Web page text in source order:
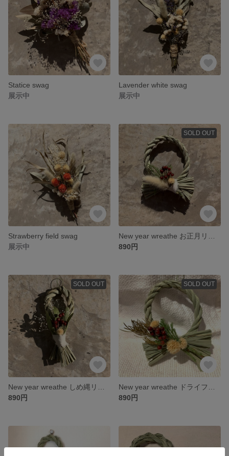
Statice swag
展示中
Lavender white swag
展示中
Strawberry field swag
展示中
SOLD OUT
890円
SOLD OUT
890円
SOLD OUT
890円